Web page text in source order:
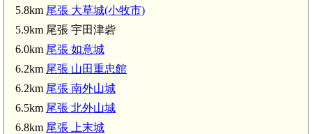
5.8km 尾張 大草城(小牧市)
5.9km 尾張 宇田津砦
6.0km 尾張 如意城
6.2km 尾張 山田重忠館
6.2km 尾張 南外山城
6.5km 尾張 北外山城
6.8km 尾張 上末城